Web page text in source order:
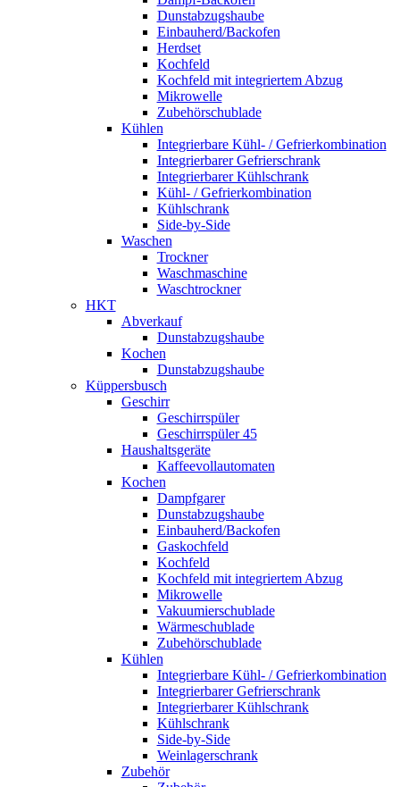
Dunstabzugshaube
Einbauherd/Backofen
Herdset
Kochfeld
Kochfeld mit integriertem Abzug
Mikrowelle
Zubehörschublade
Kühlen
Integrierbare Kühl- / Gefrierkombination
Integrierbarer Gefrierschrank
Integrierbarer Kühlschrank
Kühl- / Gefrierkombination
Kühlschrank
Side-by-Side
Waschen
Trockner
Waschmaschine
Waschtrockner
HKT
Abverkauf
Dunstabzugshaube
Kochen
Dunstabzugshaube
Küppersbusch
Geschirr
Geschirrspüler
Geschirrspüler 45
Haushaltsgeräte
Kaffeevollautomaten
Kochen
Dampfgarer
Dunstabzugshaube
Einbauherd/Backofen
Gaskochfeld
Kochfeld
Kochfeld mit integriertem Abzug
Mikrowelle
Vakuumierschublade
Wärmeschublade
Zubehörschublade
Kühlen
Integrierbare Kühl- / Gefrierkombination
Integrierbarer Gefrierschrank
Integrierbarer Kühlschrank
Kühlschrank
Side-by-Side
Weinlagerschrank
Zubehör